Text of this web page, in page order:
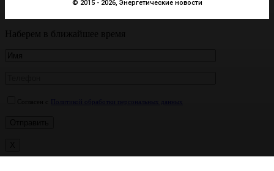
© 2015 - 2026, Энергетические новости
Наберем в ближайшее время